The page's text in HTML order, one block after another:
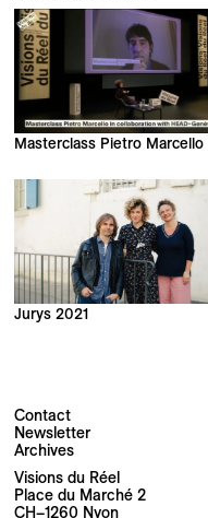
Masterclass Pietro Marcello
Jurys 2021
Contact
Newsletter
Archives
Visions du Réel
Place du Marché 2
CH–1260 Nyon
Newsletter